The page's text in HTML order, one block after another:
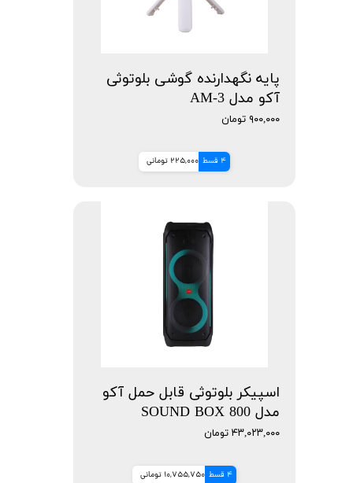
پایه نگهدارنده گوشی بلوتوثی
آکو مدل AM-3
۹۰۰,۰۰۰ تومان
4 قسط 225,000 تومانی
اسپیکر بلوتوثی قابل حمل آکو
مدل SOUND BOX 800
۴۳,۰۲۳,۰۰۰ تومان
4 قسط 10,755,750 تومانی